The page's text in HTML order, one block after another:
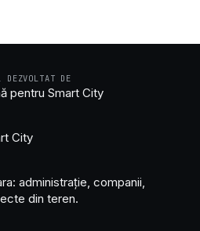
DE
pentru Smart City
City
administrație, companii,
din teren.